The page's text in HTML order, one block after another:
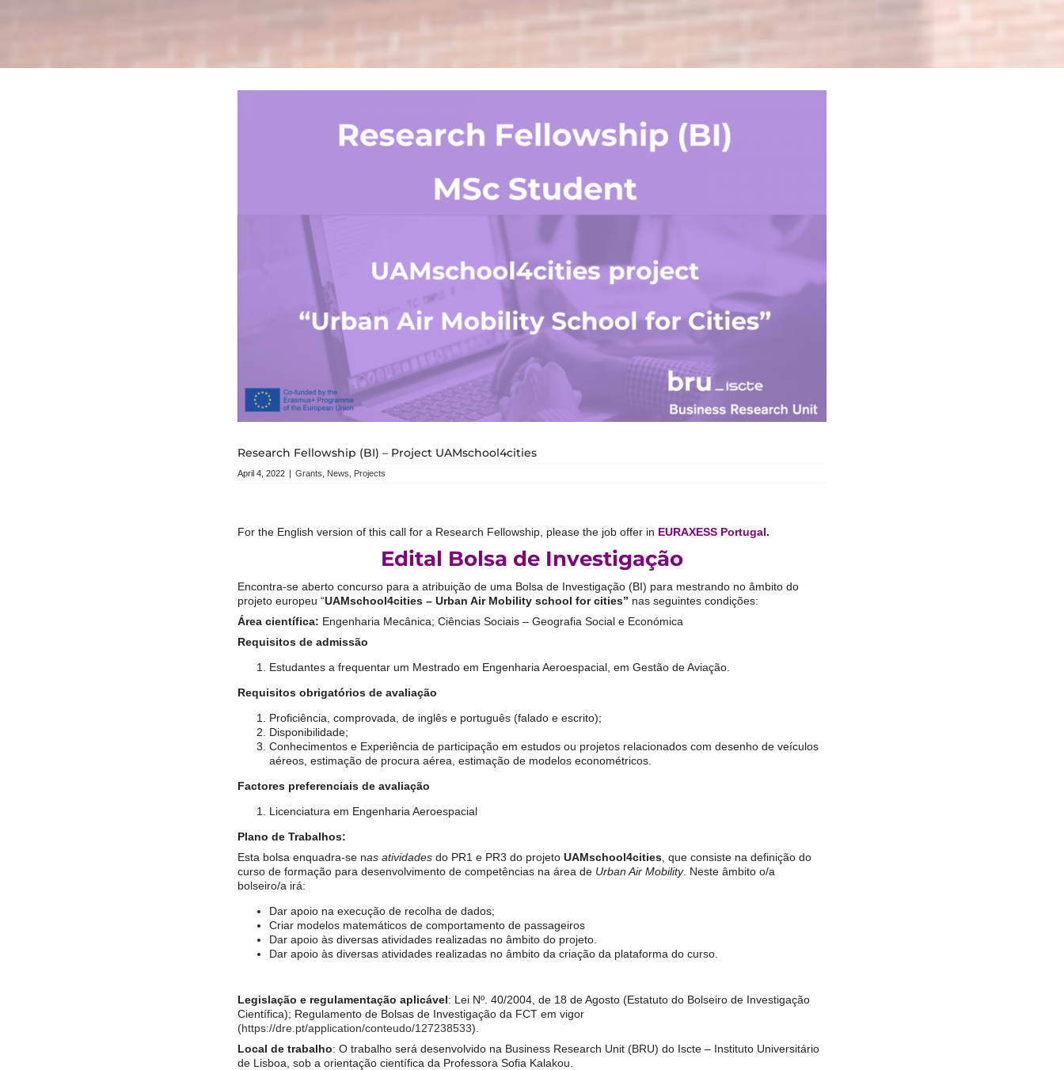
Research Fellowship (BI) – Project UAMschool4cities
April 4, 2022 Grants News Projects
For the English version of this call for a Research Fellowship, please the job offer in EURAXESS Portugal.
Edital Bolsa de Investigação
Encontra-se aberto concurso para a atribuição de uma Bolsa de Investigação (BI) para mestrando no âmbito do
projeto europeu “UAMschool4cities – Urban Air Mobility school for cities” nas seguintes condições:
Área científica: Engenharia Mecânica; Ciências Sociais – Geografia Social e Económica
Requisitos de admissão
Estudantes a frequentar um Mestrado em Engenharia Aeroespacial, em Gestão de Aviação.
Requisitos obrigatórios de avaliação
Proficiência, comprovada, de inglês e português (falado e escrito);
Disponibilidade;
Conhecimentos e Experiência de participação em estudos ou projetos relacionados com desenho de veículos
aéreos, estimação de procura aérea, estimação de modelos econométricos.
Factores preferenciais de avaliação
Licenciatura em Engenharia Aeroespacial
Plano de Trabalhos:
Esta bolsa enquadra-se nas atividades do PR1 e PR3 do projeto UAMschool4cities, que consiste na definição do
curso de formação para desenvolvimento de competências na área de Urban Air Mobility. Neste âmbito o/a
bolseiro/a irá:
Dar apoio na execução de recolha de dados;
Criar modelos matemáticos de comportamento de passageiros
Dar apoio às diversas atividades realizadas no âmbito do projeto.
Dar apoio às diversas atividades realizadas no âmbito da criação da plataforma do curso.
Legislação e regulamentação aplicável: Lei Nº. 40/2004, de 18 de Agosto (Estatuto do Bolseiro de Investigação
Científica); Regulamento de Bolsas de Investigação da FCT em vigor
(https://dre.pt/application/conteudo/127238533).
Local de trabalho: O trabalho será desenvolvido na Business Research Unit (BRU) do Iscte – Instituto Universitário
de Lisboa, sob a orientação científica da Professora Sofia Kalakou.